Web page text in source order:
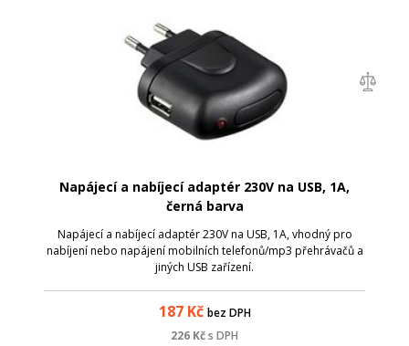
Napájecí a nabíjecí adaptér 230V na USB, 1A,
černá barva
Napájecí a nabíjecí adaptér 230V na USB, 1A, vhodný pro
nabíjení nebo napájení mobilních telefonů/mp3 přehrávačů a
jiných USB zařízení.
187Kč bez DPH
226 Kčs DPH